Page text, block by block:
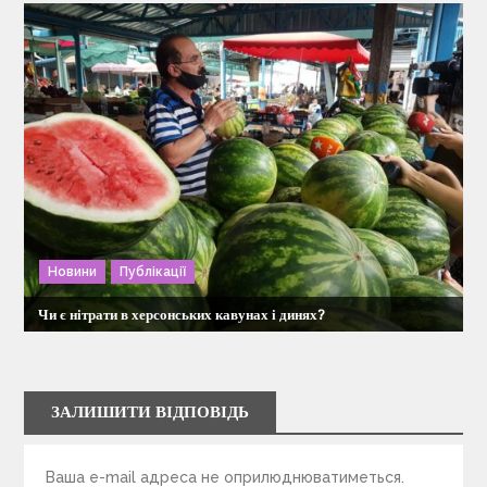
Новини Публікації
Чи є нітрати в херсонських кавунах і динях?
ЗАЛИШИТИ ВІДПОВІДЬ
Ваша e-mail адреса не оприлюднюватиметься.